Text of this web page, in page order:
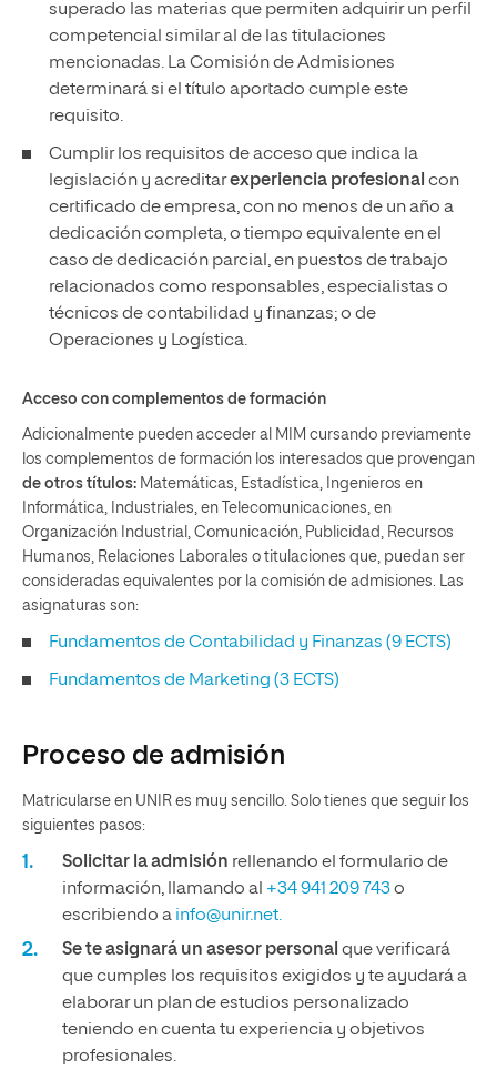
superado las materias que permiten adquirir un perfil
competencial similar al de las titulaciones
mencionadas. La Comisión de Admisiones
determinará si el título aportado cumple este
requisito.
Cumplir los requisitos de acceso que indica la
legislación y acreditarexperiencia profesional con
certificado de empresa, con no menos de un año a
dedicación completa, o tiempo equivalente en el
caso de dedicación parcial, en puestos de trabajo
relacionados como responsables, especialistas o
técnicos de contabilidad y finanzas; o de
Operaciones y Logística.
Acceso con complementos de formación
Adicionalmente pueden acceder al MIM cursando previamente
los complementos de formación los interesados que provengan
de otros títulos: Matemáticas, Estadística, Ingenieros en
Informática, Industriales, en Telecomunicaciones, en
Organización Industrial, Comunicación, Publicidad, Recursos
Humanos, Relaciones Laborales o titulaciones que, puedan ser
consideradas equivalentes por la comisión de admisiones. Las
asignaturas son:
Fundamentos de Contabilidad y Finanzas (9 ECTS)
Fundamentos de Marketing (3 ECTS)
Proceso de admisión
Matricularse en UNIR es muy sencillo. Solo tienes que seguir los
siguientes pasos:
Solicitar la admisión rellenando el formulario de
información, llamando al +34 941 209 743o
escribiendo a info@unir.net.
Se te asignará un asesor personal que verificará
que cumples los requisitos exigidos y te ayudará a
elaborar un plan de estudios personalizado
teniendo en cuenta tu experiencia y objetivos
profesionales.